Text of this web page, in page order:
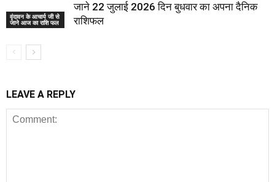
वृंदावन के आचार्य जी से
जाने आज का राशि फल
जाने 22 जुलाई 2026 दिन बुधवार का अपना दैनिक
राशिफल
LEAVE A REPLY